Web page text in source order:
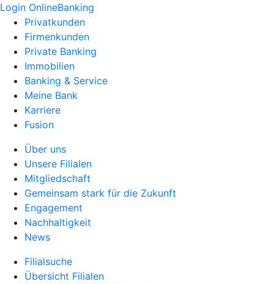
Login OnlineBanking
Privatkunden
Firmenkunden
Private Banking
Immobilien
Banking & Service
Meine Bank
Karriere
Fusion
Über uns
Unsere Filialen
Mitgliedschaft
Gemeinsam stark für die Zukunft
Engagement
Nachhaltigkeit
News
Filialsuche
Übersicht Filialen